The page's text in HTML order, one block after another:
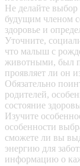
Не делайте выбор
будущим членом
здоровье и
Уточните,
что малыш с
животными, был
проявляет ли он
Обязательно
родителей,
состояние
Изучите
особенности
сможете ли вы
энергию для
информацию о